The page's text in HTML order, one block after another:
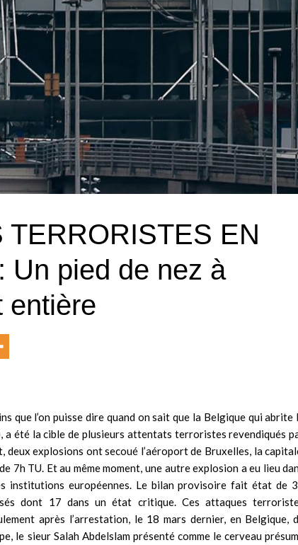
TERRORISTES EN
Un pied de nez à
entière
que l’on puisse dire quand on sait que la Belgique qui abrite
a été la cible de plusieurs attentats terroristes revendiqués
deux explosions ont secoué l’aéroport de Bruxelles, la
7h TU. Et au même moment, une autre explosion a eu lieu
institutions européennes. Le bilan provisoire fait état de
dont 17 dans un état critique. Ces attaques
après l’arrestation, le 18 mars dernier, en Belgique,
le sieur Salah Abdelslam présenté comme le cerveau